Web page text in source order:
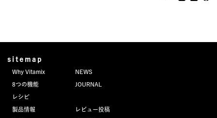
JOURNAL
sitemap
Why Vitamix
8つの機能
レシピ
製品情報
NEWS
JOURNAL
レビュー投稿